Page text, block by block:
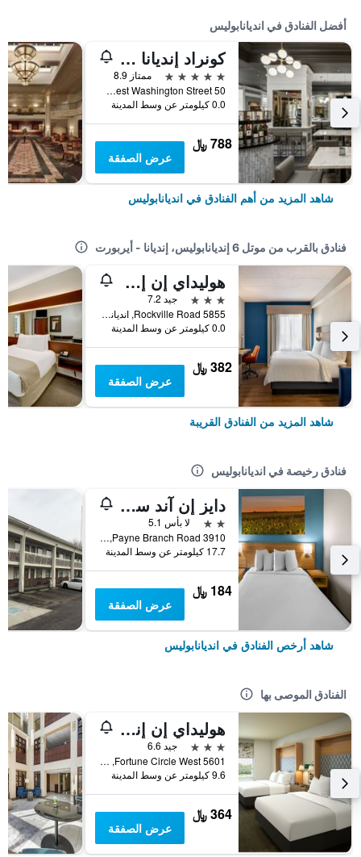
أفضل الفنادق في انديانابوليس
كونراد إنديانا بوليس
5 نجوم
ممتاز 8.9
50 West Washington Street, انديانابوليس, IN, الولايات المتحدة الأميريكية
0.0 كيلومتر عن وسط المدينة
788 ﷼
عرض الصفقة
شاهد المزيد من أهم الفنادق في انديانابوليس
فنادق بالقرب من موتل 6 إنديانابوليس، إنديانا - أيربورت
هوليداي إن إكسبرس آند سويتس إنديانا بوليس دوت ايربورت أري ا باي آيتش جي
3 نجوم
جيد 7.2
5855 Rockville Road, انديانابوليس, IN, الولايات المتحدة الأميريكية
0.0 كيلومتر عن وسط المدينة
382 ﷼
عرض الصفقة
شاهد المزيد من الفنادق القريبة
فنادق رخيصة في انديانابوليس
دايز إن آند سويتس باي وبندام نورث ويست إنديانابوليس
2 نجمتين
لا بأس 5.1
3910 Payne Branch Road, انديانابوليس, IN, الولايات المتحدة الأميريكية
17.7 كيلومتر عن وسط المدينة
184 ﷼
عرض الصفقة
شاهد أرخص الفنادق في انديانابوليس
الفنادق الموصى بها
هوليداي إن إنديانابوليس أيربورت أريا ارٕا باي آيتش جي
3 نجوم
جيد 6.6
5601 Fortune Circle West, انديانابوليس, IN, الولايات المتحدة الأميريكية
9.6 كيلومتر عن وسط المدينة
364 ﷼
عرض الصفقة